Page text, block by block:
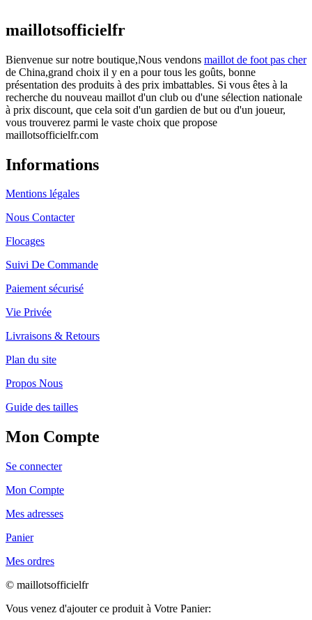
maillotsofficielfr
Bienvenue sur notre boutique,Nous vendons maillot de foot pas cher
de China,grand choix il y en a pour tous les goûts, bonne
présentation des produits à des prix imbattables. Si vous êtes à la
recherche du nouveau maillot d'un club ou d'une sélection nationale
à prix discount, que cela soit d'un gardien de but ou d'un joueur,
vous trouverez parmi le vaste choix que propose
maillotsofficielfr.com
Informations
Mentions légales
Nous Contacter
Flocages
Suivi De Commande
Paiement sécurisé
Vie Privée
Livraisons & Retours
Plan du site
Propos Nous
Guide des tailles
Mon Compte
Se connecter
Mon Compte
Mes adresses
Panier
Mes ordres
© maillotsofficielfr
Vous venez d'ajouter ce produit à Votre Panier: